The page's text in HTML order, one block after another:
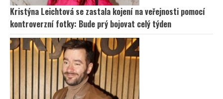
Kristýna Leichtová se zastala kojení na veřejnosti pomocí
kontroverzní fotky: Bude prý bojovat celý týden